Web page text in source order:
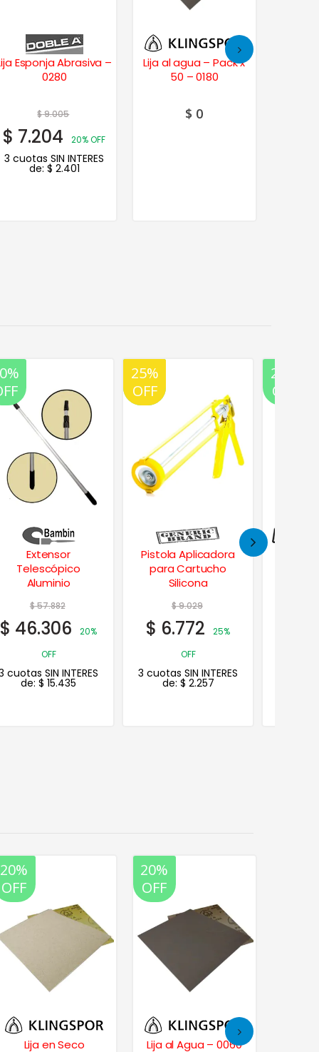
Abrasiva –
0280
$9.005
$ 7.204 20% OFF
3 cuotas SIN INTERES
de: $ 2.401
Lija al agua – Pack x
50 – 0180
$ 0
Pistola Aplicadora
para Cartucho
Silicona
$9.029
$6.772
25%
OFF
cuotas SIN INTERES
de:$ 2.257
20%
OFF
Discos Flap Óxido
de Aluminio 4″
115mm
Pr. Lista desde2:
0
Pr. Online desde:
$ 0
3 cuotas SIN
INTERES desde:
20%
OFF
20%
OFF
Lija en Seco
20%
OFF
Lija al Agua – 0060